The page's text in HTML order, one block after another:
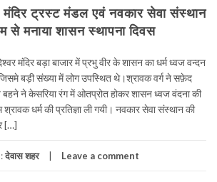
ट्रस्ट मंडल एवं नवकार सेवा संस्थान
से मनाया शासन स्थापना दिवस
मंदिर बड़ा बाजार में प्रभु वीर के शासन का धर्म ध्वज वन्दन
बड़ी संख्या में लोग उपस्थित थे।श्रावक वर्ग ने सफ़ेद
बहने ने केसरिया रंग में ओतप्रोत होकर शासन ध्वज वंदना की
श्रावक धर्म की प्रतिज्ञा ली गयी। नवकार सेवा संस्थान की
[…]
देवास शहर Leave a comment